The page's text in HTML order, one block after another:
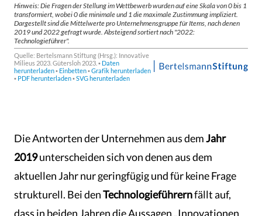
Die Antworten der Unternehmen aus demJahr
2019unterscheiden sich von denen aus dem
aktuellen Jahr nur geringfügig und für keine Frage
strukturell. Bei denTechnologieführernfällt auf,
dass in beiden Jahren die Aussagen „Innovationen